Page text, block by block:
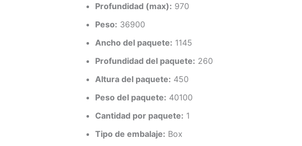
Profundidad (max): 970
Peso: 36900
Ancho del paquete: 1145
Profundidad del paquete: 260
Altura del paquete: 450
Peso del paquete: 40100
Cantidad por paquete: 1
Tipo de embalaje: Box